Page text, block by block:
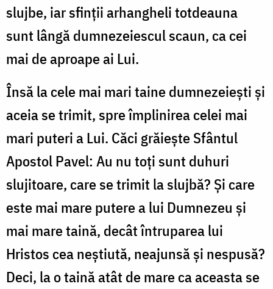
slujbe, iar sfinții arhangheli totdeauna
sunt lângă dumnezeiescul scaun, ca cei
mai de aproape ai Lui.
Însă la cele mai mari taine dumnezeiești și
aceia se trimit, spre împlinirea celei mai
mari puteri a Lui. Căci grăiește Sfântul
Apostol Pavel: Au nu toți sunt duhuri
slujitoare, care se trimit la slujbă? Și care
este mai mare putere a lui Dumnezeu și
mai mare taină, decât întruparea lui
Hristos cea neștiută, neajunsă și nespusă?
Deci, la o taină atât de mare ca aceasta se